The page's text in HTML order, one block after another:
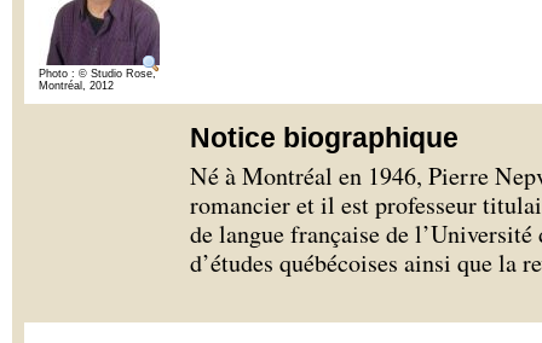
Photo : © Studio Rose,
Montréal, 2012
Notice biographique
Né à Montréal en 1946, Pierre
romancier et il est professeur
de langue française de
d’études québécoises ainsi que la